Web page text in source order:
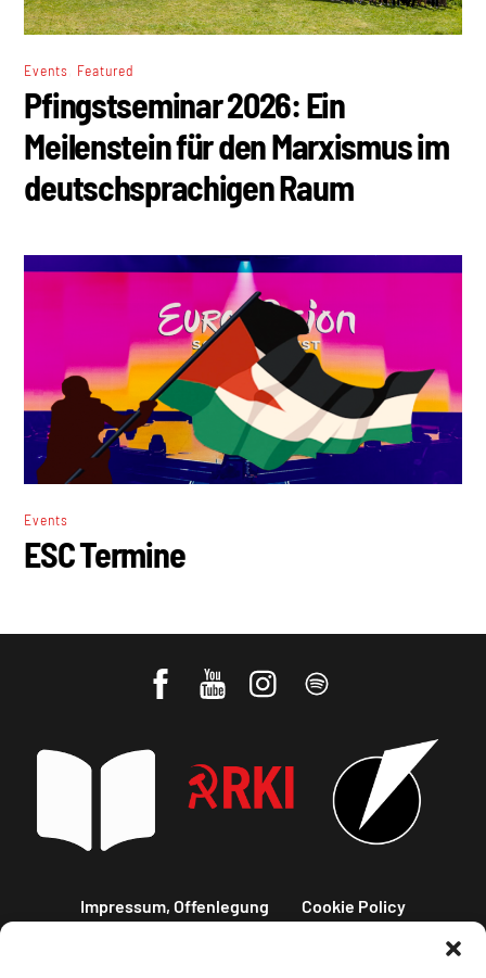
Events Featured
Pfingstseminar 2026: Ein
Meilenstein für den Marxismus im
deutschsprachigen Raum
Events
ESC Termine
Impressum, Offenlegung Cookie Policy